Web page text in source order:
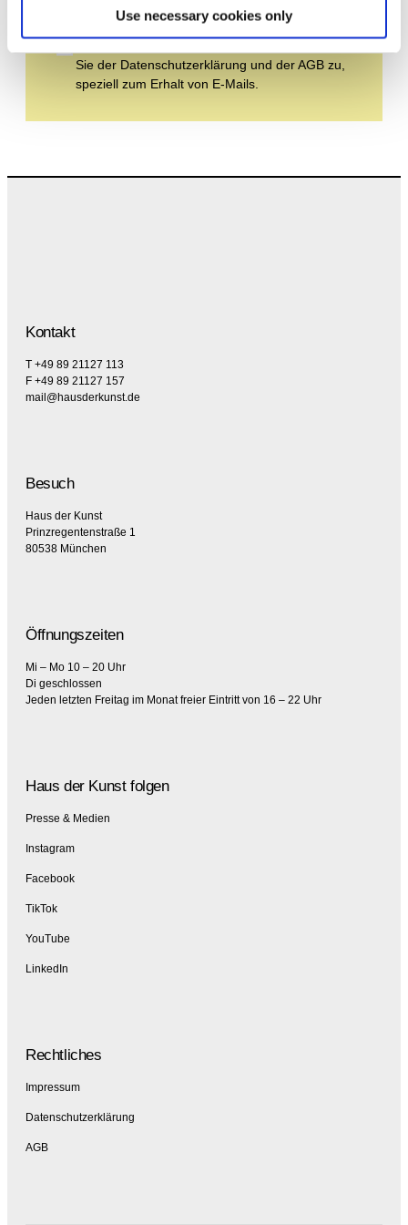
Use necessary cookies only
Sie der Datenschutzerklärung und der AGB zu,
speziell zum Erhalt von E-Mails.
Kontakt
T +49 89 21127 113
F +49 89 21127 157
mail@hausderkunst.de
Besuch
Haus der Kunst
Prinzregentenstraße 1
80538 München
Öffnungszeiten
Mi – Mo 10 – 20 Uhr
Di geschlossen
Jeden letzten Freitag im Monat freier Eintritt von 16 – 22 Uhr
Haus der Kunst folgen
Presse & Medien
Instagram
Facebook
TikTok
YouTube
LinkedIn
Rechtliches
Impressum
Datenschutzerklärung
AGB